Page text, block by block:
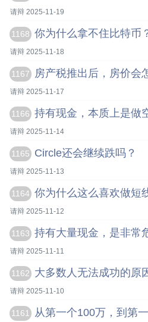
请辩 2025-11-19
1168 你为什么拿不住比特币
请辩 2025-11-18
1167 房产税推出后，房价会
请辩 2025-11-17
1166 持有现金，本质上是做
请辩 2025-11-14
1165 Circle还会继续跌吗？
请辩 2025-11-13
1164 你为什么这么喜欢做短
请辩 2025-11-12
1163 持有大量现金，是非常
请辩 2025-11-11
1162 大多数人无法成功的原
请辩 2025-11-10
1161 从第一个100万，到第